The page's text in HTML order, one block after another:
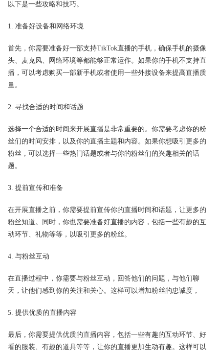
以下是一些攻略和技巧。
1. 准备好设备和网络环境
首先，你需要准备好一部支持TikTok直播的手机，确保手机的摄像
头、麦克风、网络环境等都能够正常运作。如果你的手机不支持直
播，可以考虑购买一部新手机或者使用一些外接设备来提高直播质
量。
2. 寻找合适的时间和话题
选择一个合适的时间来开展直播是非常重要的。你需要考虑你的粉
丝们的时间安排，以及你的直播主题和内容。如果你想吸引更多的
粉丝，可以选择一些热门话题或者与你的粉丝们的兴趣相关的话
题。
3. 提前宣传和准备
在开展直播之前，你需要提前宣传你的直播时间和话题，让更多的
粉丝知道。同时，你也需要准备好直播的内容，包括一些有趣的互
动环节、礼物等等，以吸引更多的粉丝。
4. 与粉丝互动
在直播过程中，你需要与粉丝互动，回答他们的问题，与他们聊
天，让他们感到你的关注和关心。这样可以增加粉丝的忠诚度，
5. 提供优质的直播内容
最后，你需要提供优质的直播内容，包括一些有趣的互动环节、好
看的服装、有趣的道具等等，让你的直播更加生动有趣。这样可以